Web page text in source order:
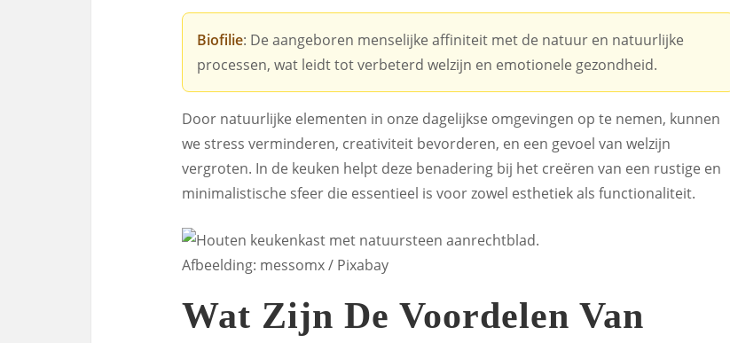
Biofilie: De aangeboren menselijke affiniteit met de natuur en natuurlijke
processen, wat leidt tot verbeterd welzijn en emotionele gezondheid.
Door natuurlijke elementen in onze dagelijkse omgevingen op te nemen, kunnen
we stress verminderen, creativiteit bevorderen, en een gevoel van welzijn
vergroten. In de keuken helpt deze benadering bij het creëren van een rustige en
minimalistische sfeer die essentieel is voor zowel esthetiek als functionaliteit.
Afbeelding: messomx / Pixabay
Wat Zijn De Voordelen Van